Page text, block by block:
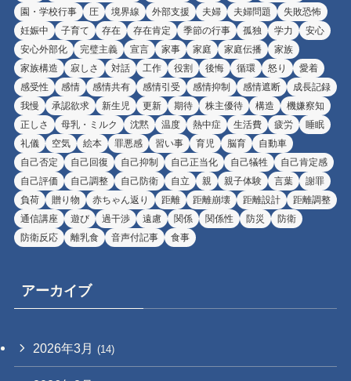
園・学校行事
圧 境界線 外部支援 夫婦 夫婦問題
失敗恐怖
妊娠中
子育て 存在 存在肯定 季節の行事 孤独 学力
安心
安心外部化
完璧主義 宣言 家事 家庭 家庭伝播
家族
家族構造
寂しさ 対話 工作 役割 後悔 循環 怒り
愛着
感受性
感情 感情共有 感情引受 感情抑制 感情遮断
成長記録
我慢
承認欲求 新生児 更新 期待 株主優待 構造
機嫌察知
正しさ
母乳・ミルク 沈黙 温度 熱中症 生活費 疲労
睡眠
礼儀
空気 絵本 罪悪感 習い事 育児 脳育
自動車
自己否定
自己回復 自己抑制 自己正当化 自己犠牲
自己肯定感
自己評価
自己調整 自己防衛 自立 親 親子体験 言葉
謝罪
負荷
贈り物 赤ちゃん返り 距離 距離崩壊 距離設計
距離調整
通信講座
遊び 過干渉 遠慮 関係 関係性 防災
防衛
防衛反応
離乳食 音声付記事 食事
アーカイブ
2026年3月 (14)